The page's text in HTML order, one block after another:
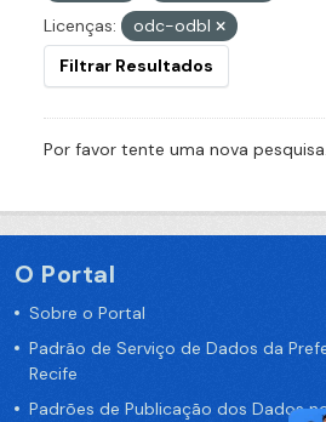
Licenças:
odc-odbl
Filtrar Resultados
Por favor tente uma nova pesquisa.
O Portal
Sobre o Portal
Padrão de Serviço de Dados da
Recife
Padrões de Publicação dos Dados